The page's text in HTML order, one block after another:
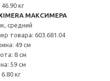
46.90 кг
МАКСИМЕРА
средний
товара: 603.681.04
49 см
8 см
59 см
кг